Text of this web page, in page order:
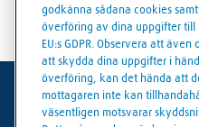
godkänna sådana cookies
överföring av dina uppgifter till
EU:s GDPR. Observera att
att skydda dina uppgifter i
överföring, kan det hända att
mottagaren inte kan
väsentligen motsvarar